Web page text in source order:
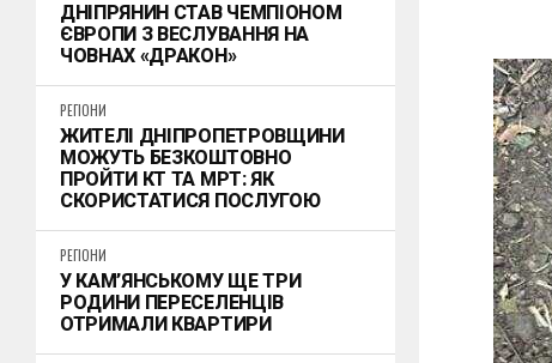
ДНІПРЯНИН СТАВ ЧЕМПІОНОМ
ЄВРОПИ З ВЕСЛУВАННЯ НА
ЧОВНАХ «ДРАКОН»
РЕГІОНИ
ЖИТЕЛІ ДНІПРОПЕТРОВЩИНИ
МОЖУТЬ БЕЗКОШТОВНО
ПРОЙТИ КТ ТА МРТ: ЯК
СКОРИСТАТИСЯ ПОСЛУГОЮ
РЕГІОНИ
У КАМ’ЯНСЬКОМУ ЩЕ ТРИ
РОДИНИ ПЕРЕСЕЛЕНЦІВ
ОТРИМАЛИ КВАРТИРИ